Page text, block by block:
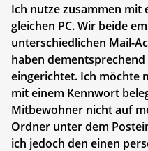
Ich nutze zusammen
gleichen PC. Wir beide
unterschiedlichen Mail-
haben
eingerichtet. Ich möchte
mit einem Kennwort
Mitbewohner nicht auf
Ordner unter dem
ich jedoch den einen